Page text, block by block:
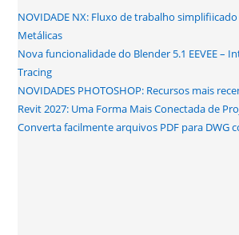
NOVIDADE NX: Fluxo de trabalho
Metálicas
Nova funcionalidade do Blender 5.1 EEVEE –
Tracing
NOVIDADES PHOTOSHOP: Recursos mais
Revit 2027: Uma Forma Mais Conectada de
Converta facilmente arquivos PDF para DWG